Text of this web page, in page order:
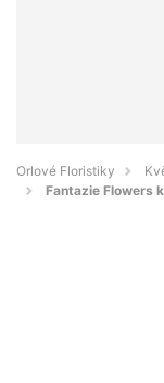
Orlové Floristiky
Fantazie Flowers